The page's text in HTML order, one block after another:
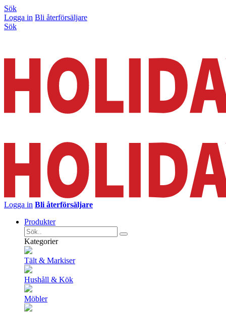
Sök
Logga in Bli återförsäljare
Sök
Logga in Bli återförsäljare
Produkter
Kategorier
Tält & Markiser
Hushåll & Kök
Möbler